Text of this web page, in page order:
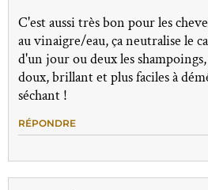
C'est aussi très bon pour les
au vinaigre/eau, ça neutralise le
d'un jour ou deux les
doux, brillant et plus faciles à
séchant !
RÉPONDRE